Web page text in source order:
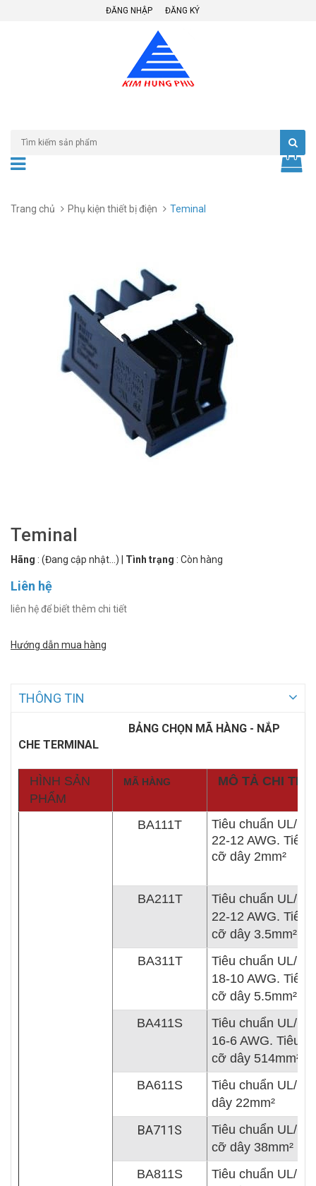
ĐĂNG NHẬP ĐĂNG KÝ
Trang chủ Phụ kiện thiết bị điện Teminal
Teminal
Hãng : (Đang cập nhật...) Tình trạng : Còn hàng
Liên hệ
liên hệ để biết thêm chi tiết
Hướng dẫn mua hàng
THÔNG TIN
BẢNG CHỌN MÃ HÀNG ​- NẮP
CHE TERMINAL
HÌNH SẢN
PHẨM
MÃ HÀNG MÔ TẢ CHI TIẾT
BA111T
Tiêu chuẩn UL/
22-12 AWG. Tiêu
cỡ dây 2mm²
BA211T
Tiêu chuẩn UL/
22-12 AWG. Tiêu
cỡ dây 3.5mm²
BA311T
Tiêu chuẩn UL/
18-10 AWG. Tiêu
cỡ dây 5.5mm²
BA411S
Tiêu chuẩn UL/
16-6 AWG. Tiêu
cỡ dây 514mm²
BA611S
Tiêu chuẩn UL/
dây 22mm²
BA711S
Tiêu chuẩn UL/
cỡ dây 38mm²
BA811S
Tiêu chuẩn UL/